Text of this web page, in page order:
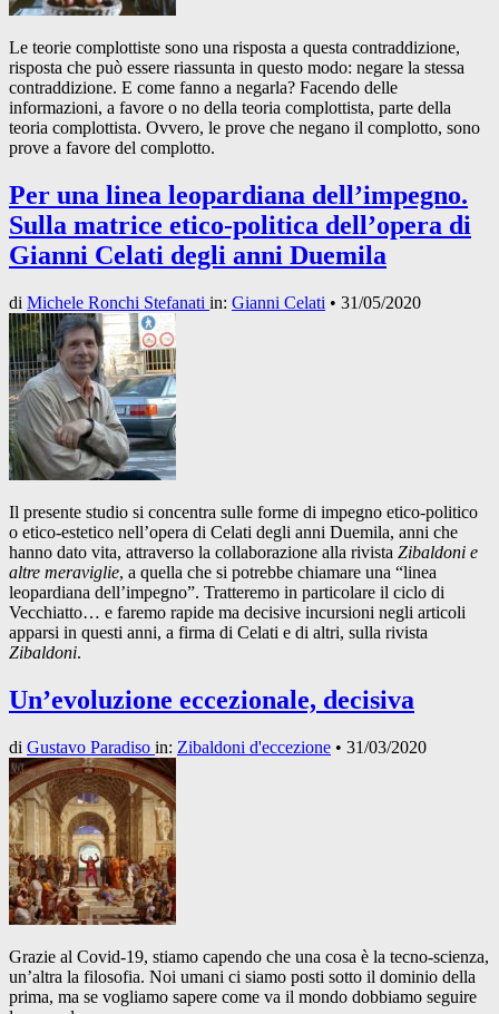
Le teorie complottiste sono una risposta a questa contraddizione,
risposta che può essere riassunta in questo modo: negare la stessa
contraddizione. E come fanno a negarla? Facendo delle
informazioni, a favore o no della teoria complottista, parte della
teoria complottista. Ovvero, le prove che negano il complotto, sono
prove a favore del complotto.
Per una linea leopardiana dell’impegno.
Sulla matrice etico-politica dell’opera di
Gianni Celati degli anni Duemila
di Michele Ronchi Stefanati in: Gianni Celati • 31/05/2020
Il presente studio si concentra sulle forme di impegno etico-politico
o etico-estetico nell’opera di Celati degli anni Duemila, anni che
hanno dato vita, attraverso la collaborazione alla rivista Zibaldoni e
altre meraviglie, a quella che si potrebbe chiamare una “linea
leopardiana dell’impegno”. Tratteremo in particolare il ciclo di
Vecchiatto… e faremo rapide ma decisive incursioni negli articoli
apparsi in questi anni, a firma di Celati e di altri, sulla rivista
Zibaldoni.
Un’evoluzione eccezionale, decisiva
di Gustavo Paradiso in: Zibaldoni d'eccezione • 31/03/2020
Grazie al Covid-19, stiamo capendo che una cosa è la tecno-scienza,
un’altra la filosofia. Noi umani ci siamo posti sotto il dominio della
prima, ma se vogliamo sapere come va il mondo dobbiamo seguire